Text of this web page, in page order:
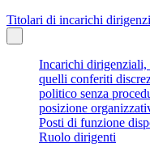
Titolari di incarichi
Incarichi
quelli conferiti
politico senza
posizione
Posti di funzione
Ruolo dirigenti